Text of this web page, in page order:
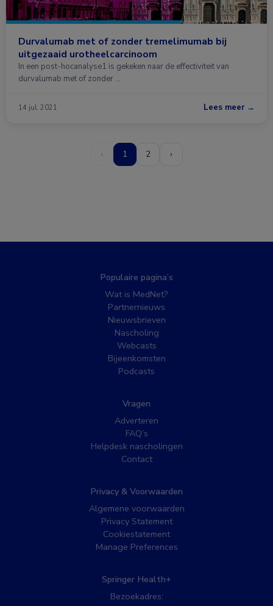
Durvalumab met of zonder tremelimumab bij
uitgezaaid urotheelcarcinoom
In een post-hocanalyse1 is gekeken naar de effectiviteit van
durvalumab met of zonder …
14 jul. 2021 Lees meer →
‹ 1 2 ›
Populaire pagina’s
Wat is MedNet?
Partnernieuws
Nieuwsbrieven
Nascholing
Webcasts
Bijeenkomsten
Podcasts
Vragen
Adverteren
FAQ’s
Helpdesk nascholingen
Contact
Privacy & Voorwaarden
Algemene voorwaarden
Privacy Statement
Cookiestatement
Manage Preferences
Springer Health+
Bezoekadres: